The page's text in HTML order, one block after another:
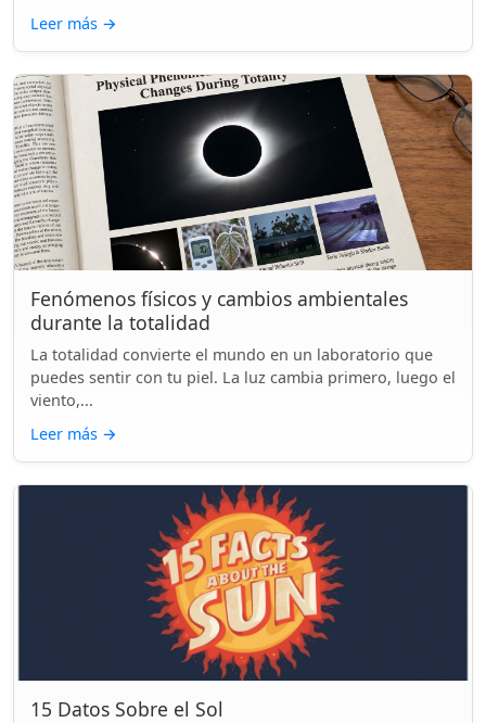
Leer más →
Fenómenos físicos y cambios ambientales
durante la totalidad
La totalidad convierte el mundo en un laboratorio que
puedes sentir con tu piel. La luz cambia primero, luego el
viento,...
Leer más →
15 Datos Sobre el Sol